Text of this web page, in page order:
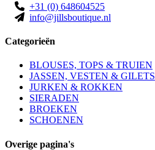
+31 (0) 648604525
info@jillsboutique.nl
Categorieën
BLOUSES, TOPS & TRUIEN
JASSEN, VESTEN & GILETS
JURKEN & ROKKEN
SIERADEN
BROEKEN
SCHOENEN
Overige pagina's